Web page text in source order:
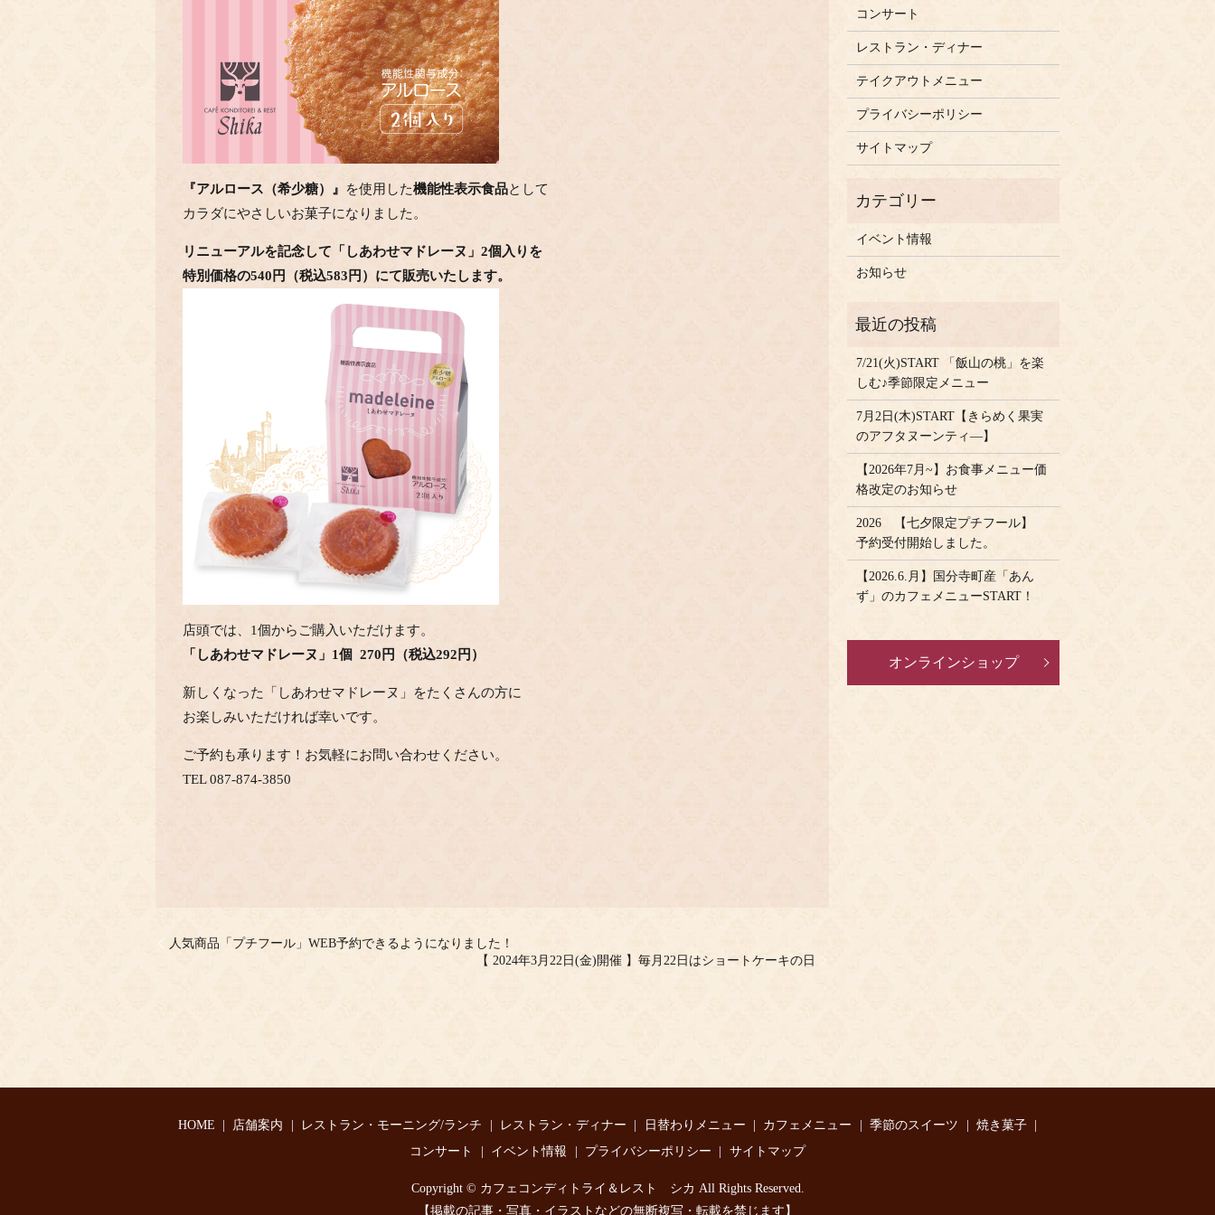
『アルロース（希少糖）』 を使用した機能性表示食品として
カラダにやさしいお菓子になりました。
リニューアルを記念して「しあわせマドレーヌ」2個入りを
特別価格の540 円（税込583円 ）にて販売いたします。
店頭では、1個からご購入いただけます。
「しあわせマドレーヌ」1個 270円（税込292円 ）
新しくなった「しあわせマドレーヌ」をたくさんの方に
お楽しみいただければ幸いです。
ご予約も承ります！お気軽にお問い合わせください。
TEL 087-874-3850
人気商品「プチフール」WEB予約できるようになりました！
【 2024年3月22日(金)開催 】毎月22日はショートケーキの日
コンサート
レストラン・ディナー
テイクアウトメニュー
プライバシーポリシー
サイトマップ
イベント情報
お知らせ
7/21(火)START 「飯山の桃」を楽
しむ♪季節限定メニュー
7月2日(木)START【きらめく果実
のアフタヌーンティ―】
【2026年7月~】お食事メニュー価
格改定のお知らせ
2026 【七夕限定プチフール】
予約受付開始しました。
【2026.6.月】国分寺町産「あん
ず」のカフェメニューSTART！
オンラインショップ
HOME 店舗案内 レストラン・モーニング/ランチ レストラン・ディナー 日替わりメニュー カフェメニュー 季節のスイーツ
焼き菓子
コンサート
イベント情報 プライバシーポリシー サイトマップ
Copyright © カフェコンディトライ＆レスト シカ All Rights Reserved.
【掲載の記事・写真・イラストなどの無断複写・転載を禁じます】